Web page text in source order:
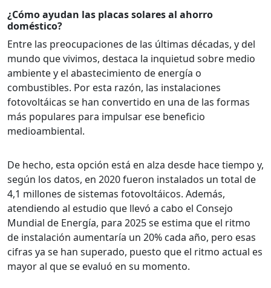
¿Cómo ayudan las placas solares al ahorro
doméstico?
Entre las preocupaciones de las últimas décadas, y del
mundo que vivimos, destaca la inquietud sobre medio
ambiente y el abastecimiento de energía o
combustibles. Por esta razón, las instalaciones
fotovoltáicas se han convertido en una de las formas
más populares para impulsar ese beneficio
medioambiental.
De hecho, esta opción está en alza desde hace tiempo y,
según los datos, en 2020 fueron instalados un total de
4,1 millones de sistemas fotovoltáicos. Además,
atendiendo al estudio que llevó a cabo el Consejo
Mundial de Energía, para 2025 se estima que el ritmo
de instalación aumentaría un 20% cada año, pero esas
cifras ya se han superado, puesto que el ritmo actual es
mayor al que se evaluó en su momento.